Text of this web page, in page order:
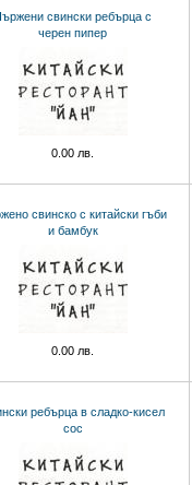
свински ребърца с
черен пипер
0.00 лв.
свинско с китайски гъби
и бамбук
0.00 лв.
ребърца в сладко-кисел
сос